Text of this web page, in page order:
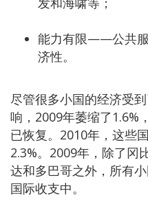
能力有限——公共
济性。
尽管很多小国的经济受
响，2009年萎缩了1.6%
已恢复。2010年，这些
2.3%。2009年，除了冈
达和多巴哥之外，所有
国际收支中。